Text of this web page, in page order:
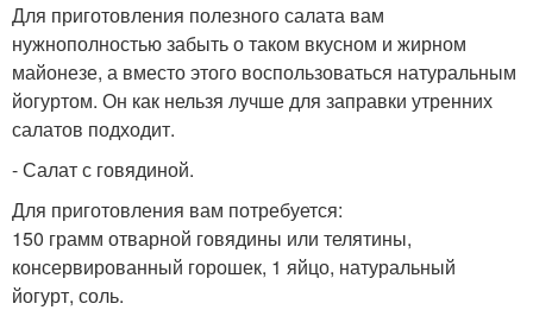
Для приготовления полезного салата вам
нужнополностью забыть о таком вкусном и жирном
майонезе, а вместо этого воспользоваться натуральным
йогуртом. Он как нельзя лучше для заправки утренних
салатов подходит.
- Салат с говядиной.
Для приготовления вам потребуется:
150 грамм отварной говядины или телятины,
консервированный горошек, 1 яйцо, натуральный
йогурт, соль.